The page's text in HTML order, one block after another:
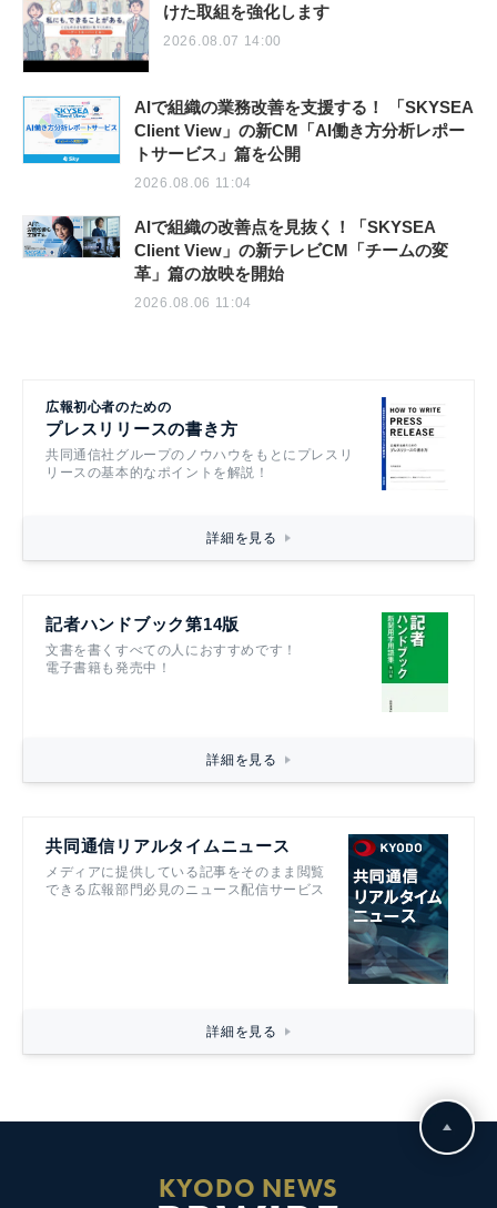
けた取組を強化します
2026.08.07 14:00
AIで組織の業務改善を支援する！ 「SKYSEA
Client View」の新CM「AI働き方分析レポー
トサービス」篇を公開
2026.08.06 11:04
AIで組織の改善点を見抜く！「SKYSEA
Client View」の新テレビCM「チームの変
革」篇の放映を開始
2026.08.06 11:04
広報初心者のための
プレスリリースの書き方
共同通信社グループのノウハウをもとにプレスリ
リースの基本的なポイントを解説！
詳細を見る
記者ハンドブック第14版
文書を書くすべての人におすすめです！
電子書籍も発売中！
詳細を見る
共同通信リアルタイムニュース
メディアに提供している記事をそのまま閲覧
できる広報部門必見のニュース配信サービス
詳細を見る
KYODO NEWS